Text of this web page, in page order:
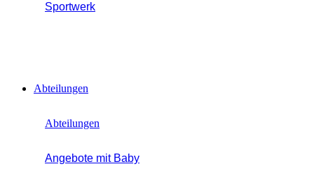
Sportwerk
Abteilungen
Abteilungen
Angebote mit Baby